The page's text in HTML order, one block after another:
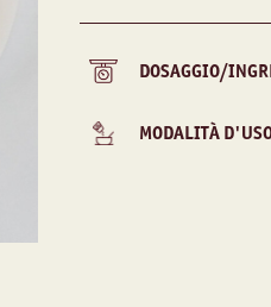
DOSAGGIO/
MODALITÀ